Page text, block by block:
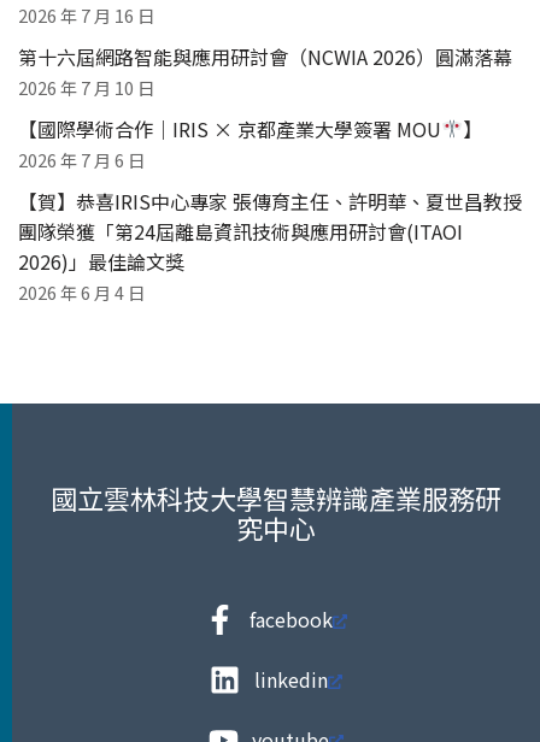
2026 年 7 月 16 日
第十六屆網路智能與應用研討會（NCWIA 2026）圓滿落幕
2026 年 7 月 10 日
【國際學術合作｜IRIS × 京都產業大學簽署 MOU 】
2026 年 7 月 6 日
【賀】恭喜IRIS中心專家 張傳育主任、許明華、夏世昌教授
團隊榮獲「第24屆離島資訊技術與應用研討會(ITAOI
2026)」最佳論文獎
2026 年 6 月 4 日
國立雲林科技大學智慧辨識產業服務研
究中心
facebook
linkedin